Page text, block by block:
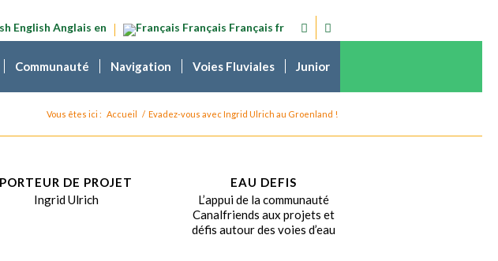
English Anglais en Français Français fr
Communauté Navigation Voies Fluviales Junior
Vous êtes ici : Accueil / Evadez-vous avec Ingrid Ulrich au Groenland !
PORTEUR DE PROJET
Ingrid Ulrich
EAU DEFIS
L’appui de la communauté
Canalfriends aux projets et
défis autour des voies d’eau